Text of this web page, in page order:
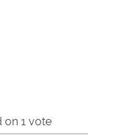
on 1vote